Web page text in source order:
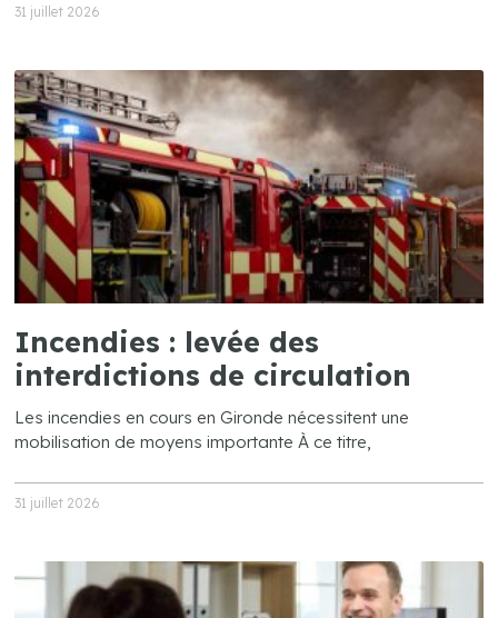
31 juillet 2026
Incendies : levée des
interdictions de circulation
Les incendies en cours en Gironde nécessitent une
mobilisation de moyens importante À ce titre,
31 juillet 2026